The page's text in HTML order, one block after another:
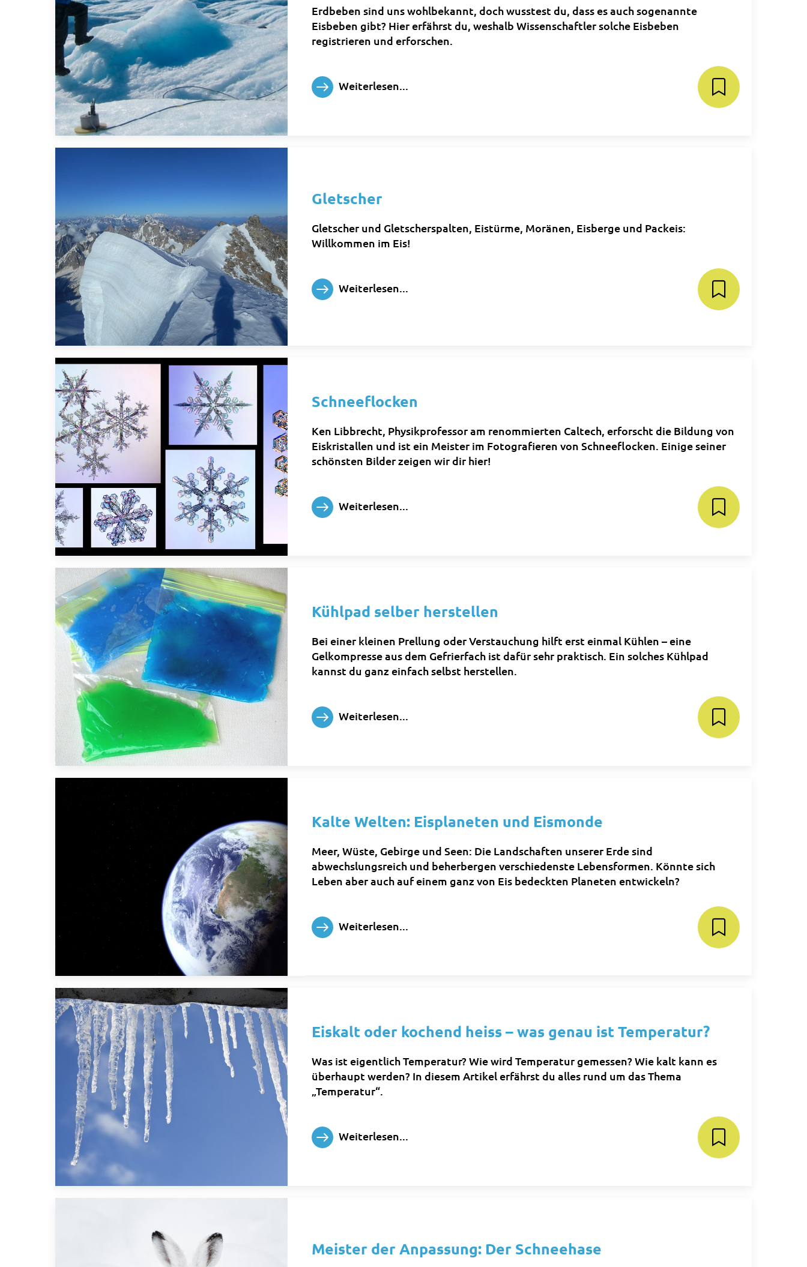
Erdbeben sind uns wohlbekannt, doch wusstest du, dass es auch sogenannte
Eisbeben gibt? Hier erfährst du, weshalb Wissenschaftler solche Eisbeben
registrieren und erforschen.
Weiterlesen...
Gletscher
Gletscher und Gletscherspalten, Eistürme, Moränen, Eisberge und Packeis:
Willkommen im Eis!
Weiterlesen...
Schneeflocken
Ken Libbrecht, Physikprofessor am renommierten Caltech, erforscht die Bildung von
Eiskristallen und ist ein Meister im Fotografieren von Schneeflocken. Einige seiner
schönsten Bilder zeigen wir dir hier!
Weiterlesen...
Kühlpad selber herstellen
Bei einer kleinen Prellung oder Verstauchung hilft erst einmal Kühlen – eine
Gelkompresse aus dem Gefrierfach ist dafür sehr praktisch. Ein solches Kühlpad
kannst du ganz einfach selbst herstellen.
Weiterlesen...
Kalte Welten: Eisplaneten und Eismonde
Meer, Wüste, Gebirge und Seen: Die Landschaften unserer Erde sind
abwechslungsreich und beherbergen verschiedenste Lebensformen. Könnte sich
Leben aber auch auf einem ganz von Eis bedeckten Planeten entwickeln?
Weiterlesen...
Eiskalt oder kochend heiss – was genau ist Temperatur?
Was ist eigentlich Temperatur? Wie wird Temperatur gemessen? Wie kalt kann es
überhaupt werden? In diesem Artikel erfährst du alles rund um das Thema
„Temperatur“.
Weiterlesen...
Meister der Anpassung: Der Schneehase